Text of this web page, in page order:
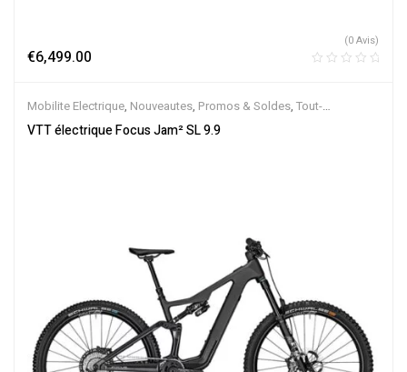
€6,499.00
(0 Avis)
Mobilite Electrique, Nouveautes, Promos & Soldes, Tout-
Suspendus,Vélo électrique ville, Velos Electriques
VTT électrique Focus Jam² SL 9.9